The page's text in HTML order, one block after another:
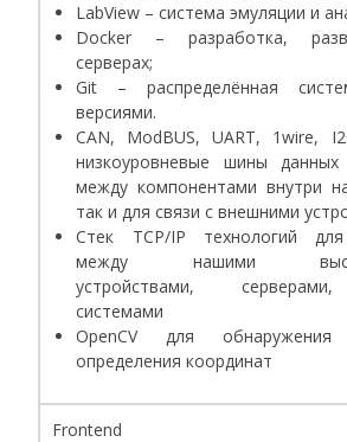
LabView – система эмуляции и
Docker – разработка,
серверах;
Git – распределённая
версиями.
CAN, ModBUS, UART, 1wire,
низкоуровневые шины
между компонентами внутри
так и для связи с внешними
Стек TCP/IP технологий
между нашими
устройствами,
системами
OpenCV для
определения координат
Frontend